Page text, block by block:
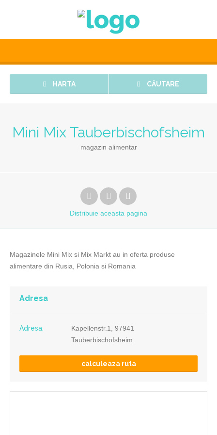
HARTA CĂUTARE
Mini Mix Tauberbischofsheim
magazin alimentar
Distribuie aceasta pagina
Magazinele Mini Mix si Mix Markt au in oferta produse
alimentare din Rusia, Polonia si Romania
Adresa
Adresa:
Kapellenstr.1, 97941
Tauberbischofsheim
calculeaza ruta